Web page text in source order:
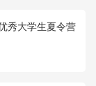
秀大学生夏令营